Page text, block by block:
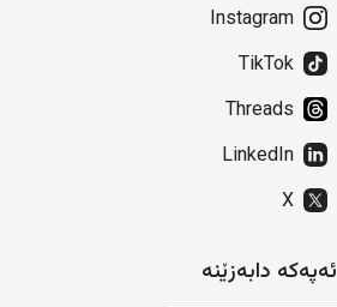
Instagram
TikTok
Threads
LinkedIn
X
ئەپەکە دابەزێنە